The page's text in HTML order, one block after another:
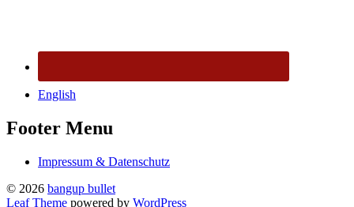
English
Footer Menu
Impressum & Datenschutz
© 2026 bangup bullet
Leaf Theme powered by WordPress